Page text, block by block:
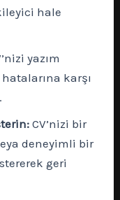
hale
yazım
karşı
CV’nizi bir
deneyimli bir
geri